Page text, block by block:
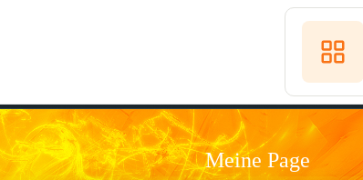
Meine Page